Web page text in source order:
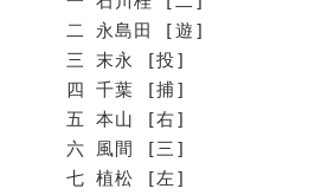
二 永島田 [遊]
三 末永 [投]
四 千葉 [捕]
五 本山 [右]
六 風間 [三]
七 植松 [左]